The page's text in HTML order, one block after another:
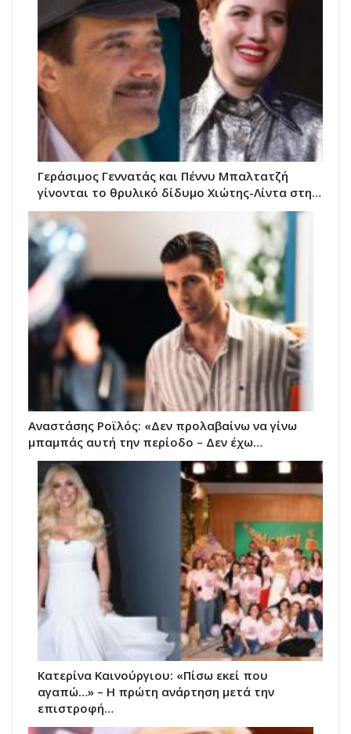
Γεράσιμος Γεννατάς και Πέννυ Μπαλτατζή
γίνονται το θρυλικό δίδυμο Χιώτης-Λίντα στη…
Αναστάσης Ροϊλός: «Δεν προλαβαίνω να γίνω
μπαμπάς αυτή την περίοδο – Δεν έχω…
Κατερίνα Καινούργιου: «Πίσω εκεί που
αγαπώ…» – Η πρώτη ανάρτηση μετά την
επιστροφή…